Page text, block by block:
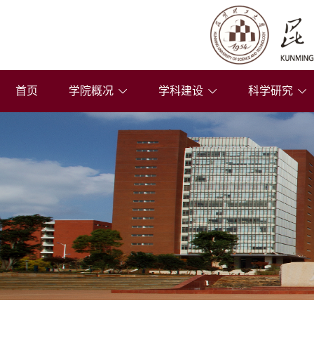
首页 学院概况 学科建设 科学研究